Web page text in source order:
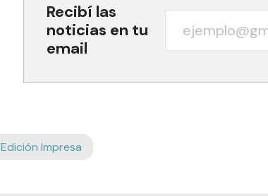
Recibí las
noticias en tu
email
Edición Impresa